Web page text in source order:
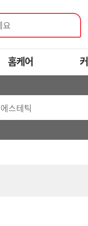
요
홈케어
에스테틱